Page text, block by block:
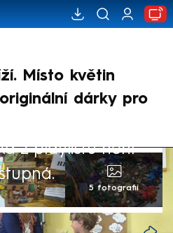
Místo květin
dárky pro
z playlistu není
5 fotografií
Fuchsová